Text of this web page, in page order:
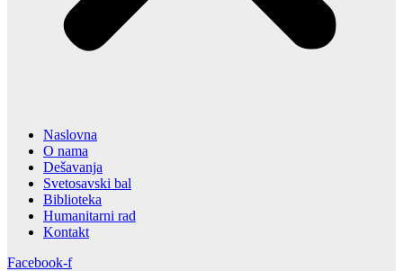
Naslovna
O nama
Dešavanja
Svetosavski bal
Biblioteka
Humanitarni rad
Kontakt
Facebook-f